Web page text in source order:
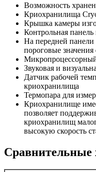
Возможность
Криохранилища
Крышка камеры
Контрольная
На передней панели
пороговые
Микропроцессорный
Звуковая и
Датчик рабочей
криохранилища
Термопара для
Криохранилище
позволяет
криохранилищ
высокую скорость
Сравнительные